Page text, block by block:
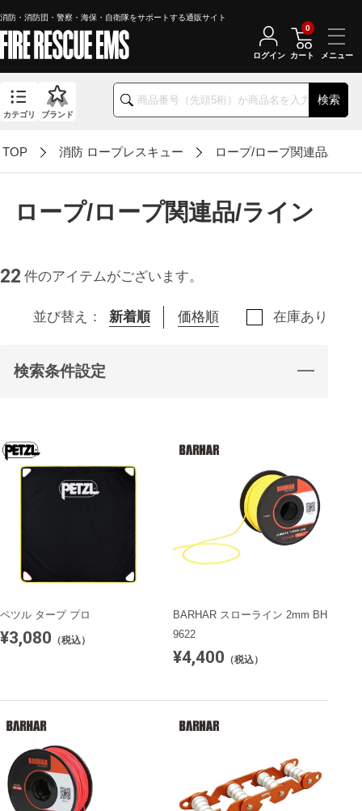
消防・消防団・警察・海保・自衛隊をサポートする通販サイト
検索
カテゴリ ブランド
ログイン カート
0
TOP 消防 ロープレスキュー ロープ/ロープ関連品/ライ
ロープ/ロープ関連品/ライン
22 件のアイテムがございます。
並び替え： 新着順 価格順 在庫あり
検索条件設定
ペツル タープ プロ
¥3,080 （税込）
BARHAR スローライン 2mm BH
9622
¥4,400 （税込）